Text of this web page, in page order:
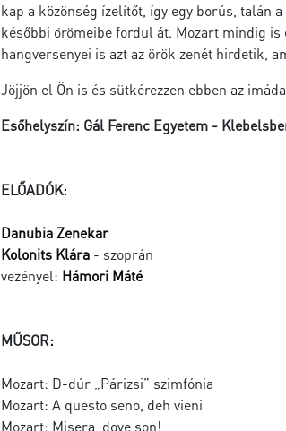
kap a közönség ízelítőt, így egy borús, talán
későbbi örömeibe fordul át. Mozart mindig is
hangversenyei is azt az örök zenét hirdetik,
Jöjjön el Ön is és sütkérezzen ebben az
Esőhelyszín: Gál Ferenc Egyetem -
ELŐADÓK:
Danubia Zenekar
Kolonits Klára - szoprán
vezényel: Hámori Máté
MŰSOR:
Mozart: D-dúr „Párizsi” szimfónia
Mozart: A questo seno, deh vieni
Mozart: Misera, dove son!